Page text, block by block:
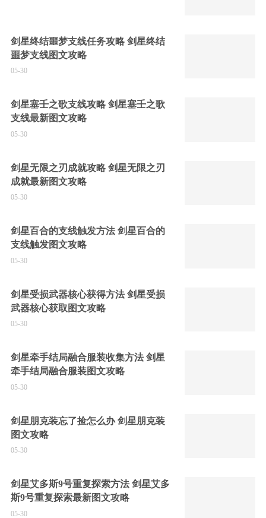
剑星终结噩梦支线任务攻略 剑星终结
噩梦支线图文攻略
05-30
剑星塞壬之歌支线攻略 剑星塞壬之歌
支线最新图文攻略
05-30
剑星无限之刃成就攻略 剑星无限之刃
成就最新图文攻略
05-30
剑星百合的支线触发方法 剑星百合的
支线触发图文攻略
05-30
剑星受损武器核心获得方法 剑星受损
武器核心获取图文攻略
05-30
剑星牵手结局融合服装收集方法 剑星
牵手结局融合服装图文攻略
05-30
剑星朋克装忘了捡怎么办 剑星朋克装
图文攻略
05-30
剑星艾多斯9号重复探索方法 剑星艾多
斯9号重复探索最新图文攻略
05-30